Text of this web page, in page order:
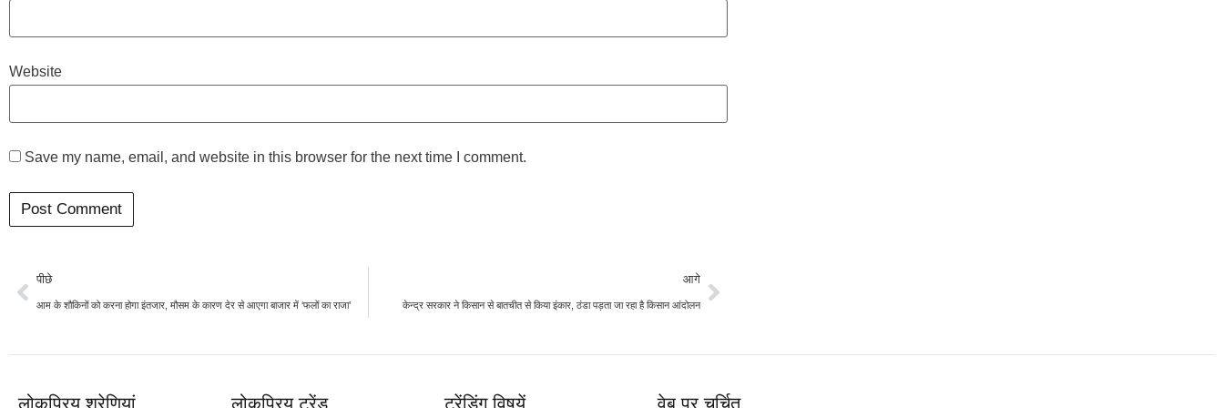
Website
Save my name, email, and website in this browser for the next time I comment.
पीछे
आम के शौकिनों को करना होगा इंतजार, मौसम के कारण देर से आएगा बाजार में ‘फलों का राजा’
आगे
केन्द्र सरकार ने किसान से बातचीत से किया इंकार, ठंडा पड़ता जा रहा है किसान आंदोलन
लोकप्रिय श्रेणियां लोकप्रिय ट्रेंड ट्रेंडिंग विषयें वेब पर चर्चित